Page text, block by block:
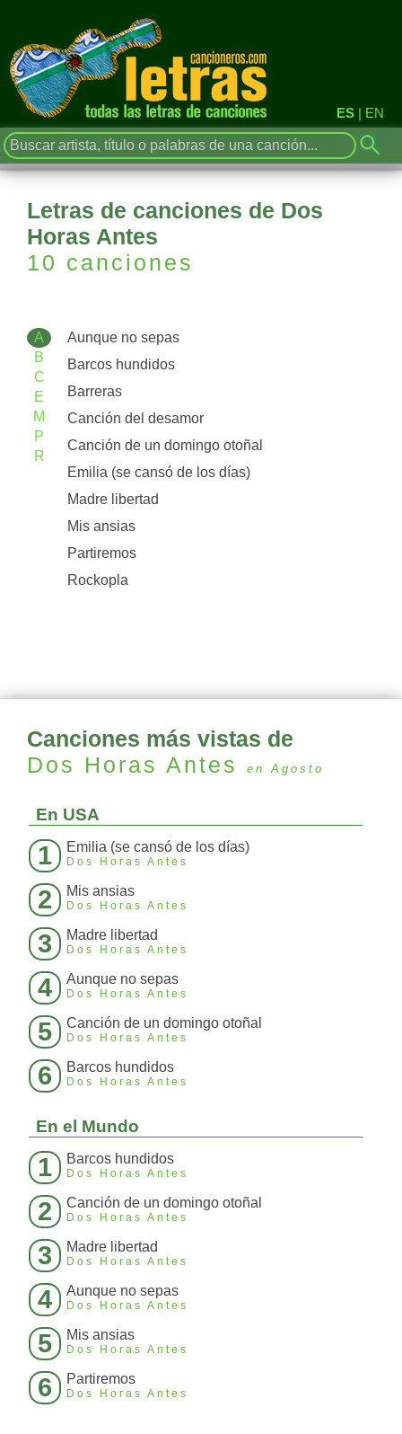
ES | EN
Letras de canciones de Dos
Horas Antes
10 canciones
A
B
C
E
M
P
R
Aunque no sepas
Barcos hundidos
Barreras
Canción del desamor
Canción de un domingo otoñal
Emilia (se cansó de los días)
Madre libertad
Mis ansias
Partiremos
Rockopla
Canciones más vistas de
Dos Horas Antes
en Agosto
En USA
1 Emilia (se cansó de los días)
Dos Horas Antes
2 Mis ansias
Dos Horas Antes
3 Madre libertad
Dos Horas Antes
4 Aunque no sepas
Dos Horas Antes
5 Canción de un domingo otoñal
Dos Horas Antes
6 Barcos hundidos
Dos Horas Antes
En el Mundo
1 Barcos hundidos
Dos Horas Antes
2 Canción de un domingo otoñal
Dos Horas Antes
3 Madre libertad
Dos Horas Antes
4 Aunque no sepas
Dos Horas Antes
5 Mis ansias
Dos Horas Antes
6 Partiremos
Dos Horas Antes